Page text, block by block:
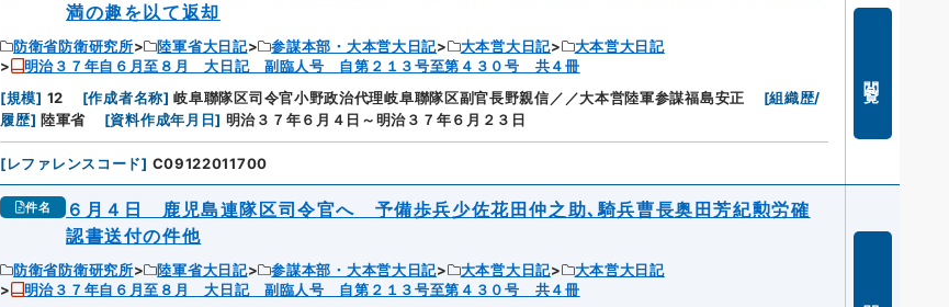
満の趣を以て返却
防衛省防衛研究所 陸軍省大日記 参謀本部・大本営大日記 大本営大日記
大本営大日記
明治３７年自６月至８月 大日記 副臨人号 自第２１３号至第４３０号 共４冊
[規模] 12 [作成者名称] 岐阜聯隊区司令官小野政治代理岐阜聯隊区副官長野親信／／大本営陸軍参謀福島安正 [組織歴/
履歴] 陸軍省 [資料作成年月日] 明治３７年６月４日～明治３７年６月２３日
[レファレンスコード] C09122011700
件名
６月４日 鹿児島連隊区司令官へ 予備歩兵少佐花田仲之助､騎兵曹長奥田芳紀勲労確
認書送付の件他
防衛省防衛研究所 陸軍省大日記 参謀本部・大本営大日記 大本営大日記
大本営大日記
明治３７年自６月至８月 大日記 副臨人号 自第２１３号至第４３０号 共４冊